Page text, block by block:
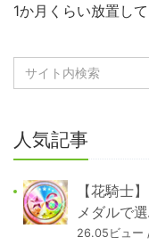
1か月くらい放置して
人気記事
【花騎士
メダルで
26.05ビュー